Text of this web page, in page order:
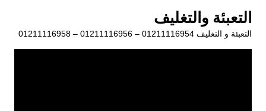
المحتوى
التعبئة والتغليف
التعبئة و التغليف 01211116954 – 01211116956 – 01211116958